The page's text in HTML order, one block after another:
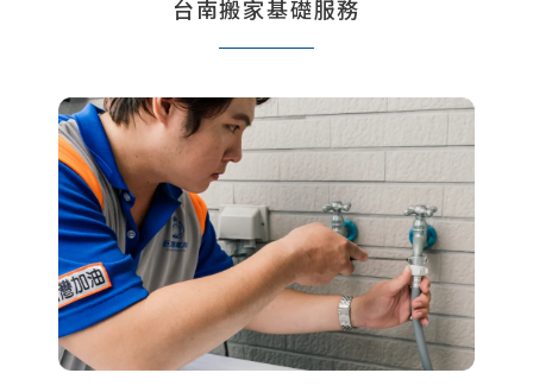
台南搬家基礎服務